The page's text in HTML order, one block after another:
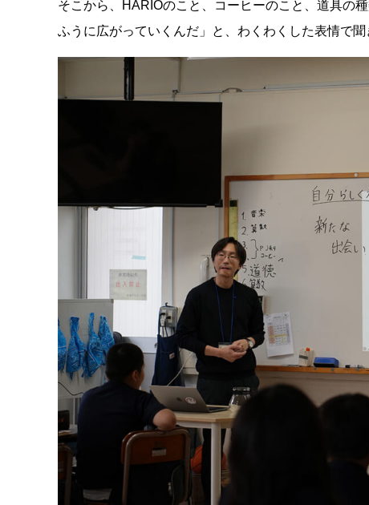
そこから、HARIOのこと、コーヒーのこと、道具の
ふうに広がっていくんだ」と、わくわくした表情で聞